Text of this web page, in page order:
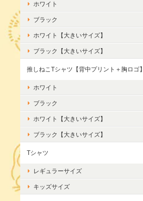
ホワイト
ブラック
ホワイト【大きいサイズ】
ブラック【大きいサイズ】
推しねこTシャツ【背中プリント＋胸ロゴ】
ホワイト
ブラック
ホワイト【大きいサイズ】
ブラック【大きいサイズ】
Tシャツ
レギュラーサイズ
キッズサイズ